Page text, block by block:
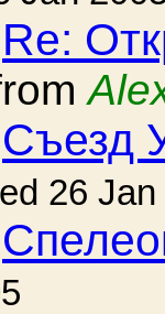
Re:
Съезд
26